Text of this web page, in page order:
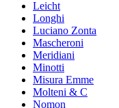
Leicht
Longhi
Luciano Zonta
Mascheroni
Meridiani
Minotti
Misura Emme
Molteni & C
Nomon